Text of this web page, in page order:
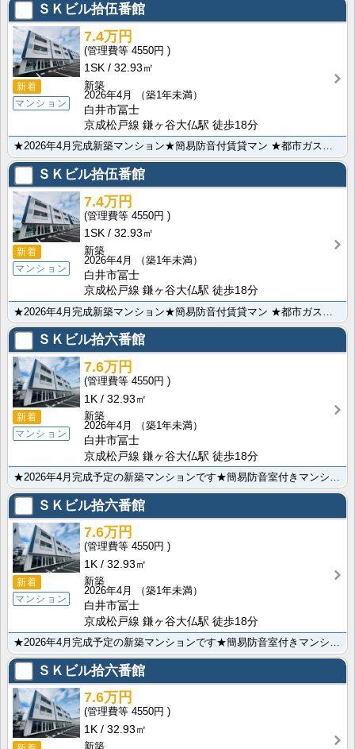
ＳＫビル拾伍番館
新着
マンション
7.4万円
4550円
1SK
32.93㎡
新築
2026年4月
（築1年未満）
白井市冨士
京成松戸線 鎌ヶ谷大仏駅 徒歩18分
★2026年4月完成新築マンション★簡易防音付賃貸マン ★都市ガス★システムキッチン★オートロック★･･･
ＳＫビル拾伍番館
新着
マンション
7.4万円
4550円
1SK
32.93㎡
新築
2026年4月
（築1年未満）
白井市冨士
京成松戸線 鎌ヶ谷大仏駅 徒歩18分
ＳＫビル拾六番館
新着
マンション
7.6万円
4550円
1K
32.93㎡
新築
2026年4月
（築1年未満）
白井市冨士
京成松戸線 鎌ヶ谷大仏駅 徒歩18分
ＳＫビル拾六番館
新着
マンション
7.6万円
4550円
1K
32.93㎡
新築
2026年4月
（築1年未満）
白井市冨士
京成松戸線 鎌ヶ谷大仏駅 徒歩18分
ＳＫビル拾六番館
7.6万円
4550円
1K
32.93㎡
新築